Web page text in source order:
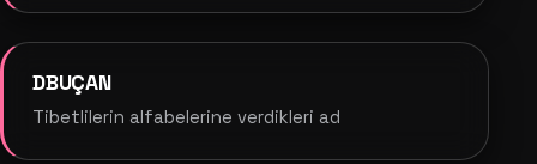
DBUÇAN
Tibetlilerin alfabelerine verdikleri ad